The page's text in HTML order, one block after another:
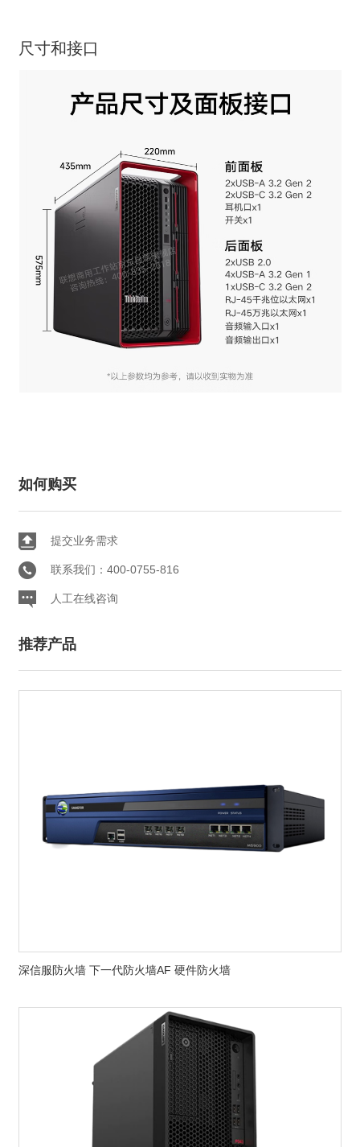
尺寸和接口
如何购买
提交业务需求
联系我们：400-0755-816
人工在线咨询
推荐产品
深信服防火墙 下一代防火墙AF 硬件防火墙